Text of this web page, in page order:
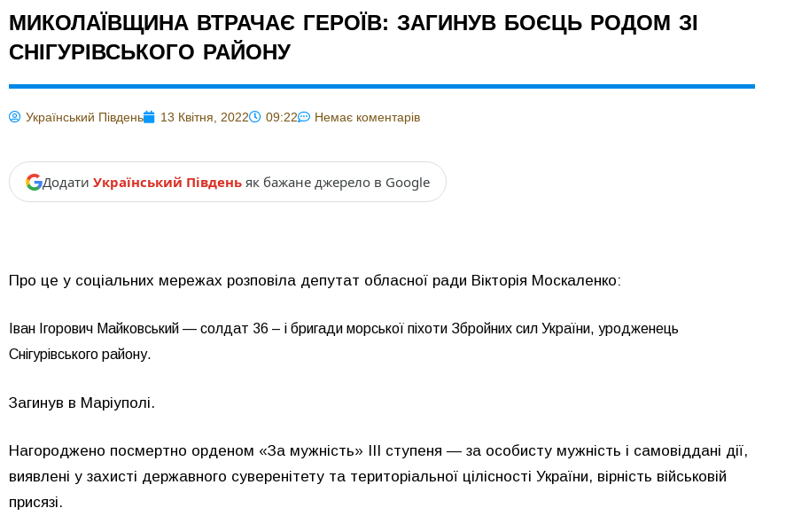
МИКОЛАЇВЩИНА ВТРАЧАЄ ГЕРОЇВ: ЗАГИНУВ БОЄЦЬ РОДОМ ЗІ
СНІГУРІВСЬКОГО РАЙОНУ
Український Південь 13 Квітня, 2022 09:22 Немає коментарів
Додати Український Південь як бажане джерело в Google
Про це у соціальних мережах розповіла депутат обласної ради Вікторія Москаленко:
Іван Ігорович Майковський — солдат 36 – і бригади морської піхоти Збройних сил України, уродженець
Снігурівського району.
Загинув в Маріуполі.
Нагороджено посмертно орденом «За мужність» III ступеня — за особисту мужність і самовіддані дії,
виявлені у захисті державного суверенітету та територіальної цілісності України, вірність військовій
присязі.